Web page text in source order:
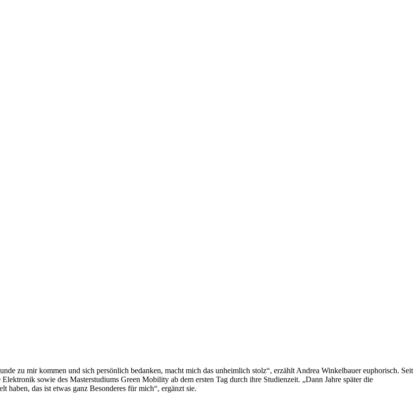
zu mir kommen und sich persönlich bedanken, macht mich das unheimlich stolz“, erzählt Andrea Winkelbauer euphorisch. Seit
sowie des Masterstudiums Green Mobility ab dem ersten Tag durch ihre Studienzeit. „Dann Jahre später die
das ist etwas ganz Besonderes für mich“, ergänzt sie.